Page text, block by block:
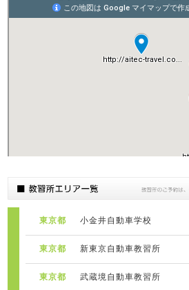
バシー
東京都 小金井自動車学校
東京都 新東京自動車教習所
東京都 武蔵境自動車教習所